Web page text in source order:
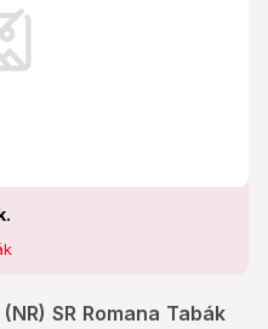
SR Romana Tabák